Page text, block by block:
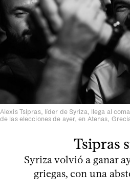
Alexis Tsipras, líder de Syriza, llega al
de las elecciones de ayer, en Atenas,
Tsipras
Syriza volvió a ganar
griegas, con una